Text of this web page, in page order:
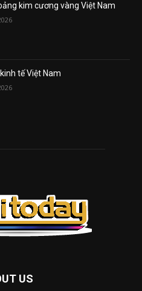
kim cương vàng Việt Nam
tế Việt Nam
US